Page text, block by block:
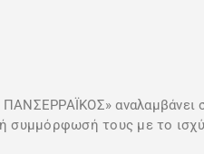
αναλαμβάνει
συμμόρφωσή τους με το